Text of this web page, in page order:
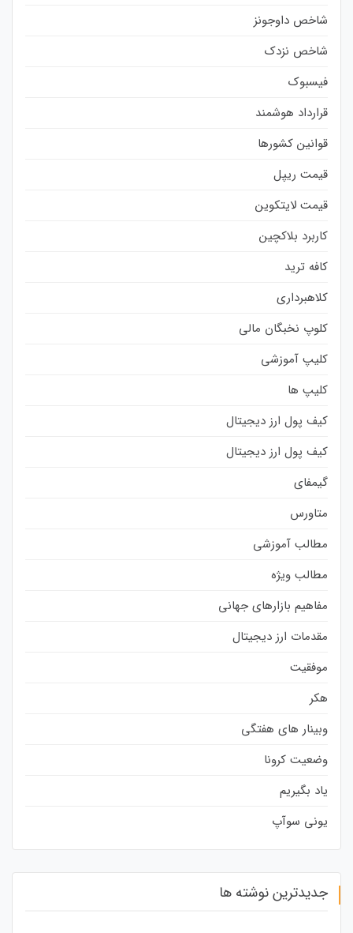
شاخص داوجونز
شاخص نزدک
فیسبوک
قرارداد هوشمند
قوانین کشورها
قیمت ریپل
قیمت لایتکوین
کاربرد بلاکچین
کافه ترید
کلاهبرداری
کلوپ نخبگان مالی
کلیپ آموزشی
کلیپ ها
کیف پول ارز دیجیتال
کیف پول ارز دیجیتال
گیمفای
متاورس
مطالب آموزشی
مطالب ویژه
مفاهیم بازارهای جهانی
مقدمات ارز دیجیتال
موفقیت
هکر
وبینار های هفتگی
وضعیت کرونا
یاد بگیریم
یونی سوآپ
جدیدترین نوشته ها